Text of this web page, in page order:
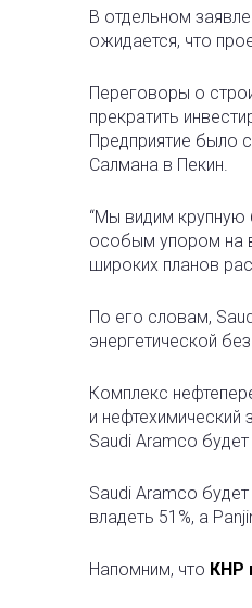
В отдельном
ожидается, что
Переговоры о
прекратить
Предприятие было
Салмана в Пекин.
“Мы видим крупную
особым упором на
широких планов
По его словам,
энергетической
Комплекс
и нефтехимический
Saudi Aramco
Saudi Aramco
владеть 51%, а
Напомним, что КНР